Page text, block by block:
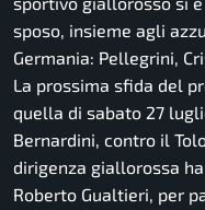
sposo, insieme agli
Germania: Pellegrini,
La prossima sfida del
quella di sabato 27
Bernardini, contro il
dirigenza giallorossa
Roberto Gualtieri, per